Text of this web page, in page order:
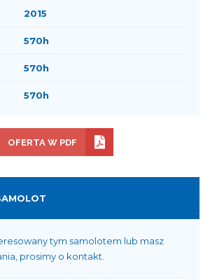
2015
570h
570h
570h
OFERTA W PDF
tym samolotem lub masz
prosimy o kontakt.